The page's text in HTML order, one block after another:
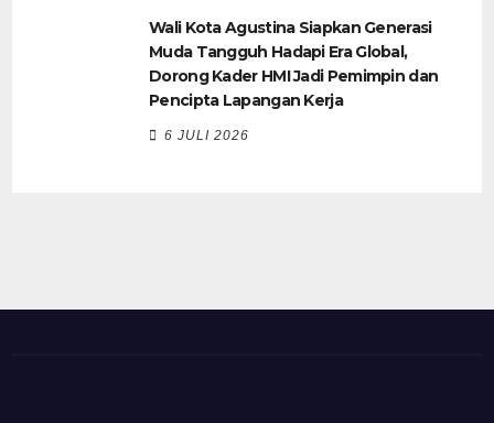
Wali Kota Agustina Siapkan Generasi
Muda Tangguh Hadapi Era Global,
Dorong Kader HMI Jadi Pemimpin dan
Pencipta Lapangan Kerja
6 JULI 2026